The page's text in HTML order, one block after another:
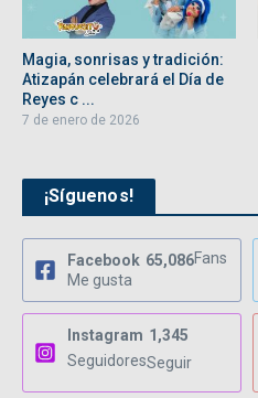
Magia, sonrisas y tradición:
Atizapán celebrará el Día de
Reyes c ...
7 de enero de 2026
¡Síguenos!
Facebook 65,086Fans
Me gusta
Instagram 1,345
SeguidoresSeguir